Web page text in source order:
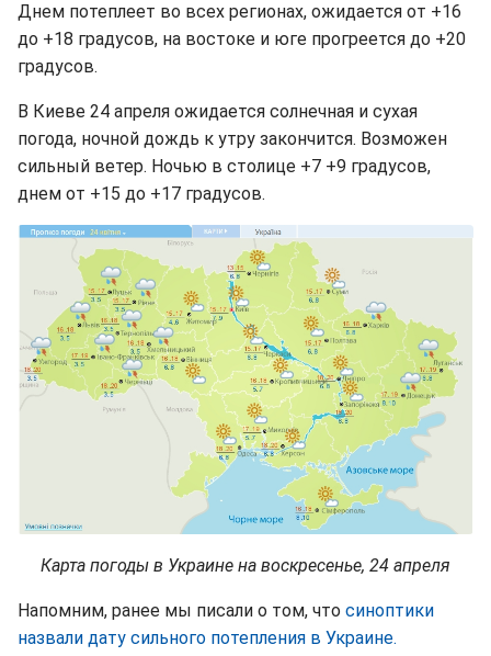
Днем потеплеет во всех регионах, ожидается от +16
до +18 градусов, на востоке и юге прогреется до +20
градусов.
В Киеве 24 апреля ожидается солнечная и сухая
погода, ночной дождь к утру закончится. Возможен
сильный ветер. Ночью в столице +7 +9 градусов,
днем от +15 до +17 градусов.
Карта погоды в Украине на воскресенье, 24 апреля
Напомним, ранее мы писали о том, что синоптики
назвали дату сильного потепления в Украине.